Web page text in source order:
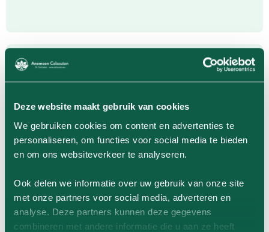
Deze website maakt gebruik van cookies
We gebruiken cookies om content en advertenties te
personaliseren, om functies voor social media te bieden
en om ons websiteverkeer te analyseren.
Ook delen we informatie over uw gebruik van onze site
met onze partners voor social media, adverteren en
analyse. Deze partners kunnen deze gegevens
combineren met andere informatie die u aan ze heeft
Geverifieerde productervaringen van
klanten
Waardering
Uitstekend
Geen
17-11-2025
????prima geregeld